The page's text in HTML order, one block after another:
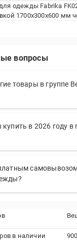
одежды Fabrika
1700х300х600 мм
вопросы
товары в группе
в 2026 году в
самовывозом
в наличии 900